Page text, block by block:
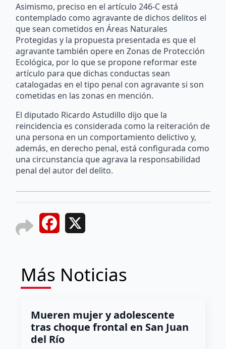
Asimismo, preciso en el artículo 246-C está
contemplado como agravante de dichos delitos el
que sean cometidos en Áreas Naturales
Protegidas y la propuesta presentada es que el
agravante también opere en Zonas de Protección
Ecológica, por lo que se propone reformar este
artículo para que dichas conductas sean
catalogadas en el tipo penal con agravante si son
cometidas en las zonas en mención.
El diputado Ricardo Astudillo dijo que la
reincidencia es considerada como la reiteración de
una persona en un comportamiento delictivo y,
además, en derecho penal, está configurada como
una circunstancia que agrava la responsabilidad
penal del autor del delito.
Facebook
Más Noticias
Mueren mujer y adolescente
tras choque frontal en San Juan
del Río